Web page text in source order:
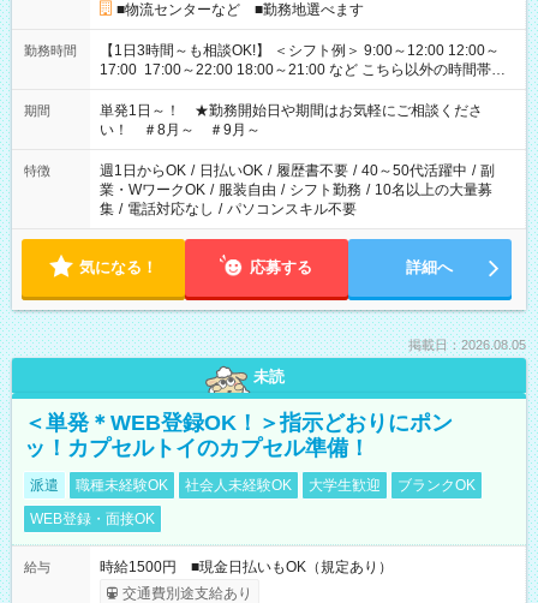
■物流センターなど ■勤務地選べます
勤務時間
【1日3時間～も相談OK!】 ＜シフト例＞ 9:00～12:00 12:00～
17:00 17:00～22:00 18:00～21:00 など こちら以外の時間帯も
お気軽にご相談ください！
期間
単発1日～！ ★勤務開始日や期間はお気軽にご相談くださ
い！ ＃8月～ ＃9月～
特徴 週1日からOK / 日払いOK / 履歴書不要 / 40～50代活躍中 / 副
業・WワークOK / 服装自由 / シフト勤務 / 10名以上の大量募
集 / 電話対応なし / パソコンスキル不要
気になる！ 応募する 詳細へ
掲載日：2026.08.05
未読
＜単発＊WEB登録OK！＞指示どおりにポン
ッ！カプセルトイのカプセル準備！
派遣 職種未経験OK 社会人未経験OK 大学生歓迎
ブランクOK
WEB登録・面接OK
給与
時給1500円 ■現金日払いもOK（規定あり）
交通費別途支給あり